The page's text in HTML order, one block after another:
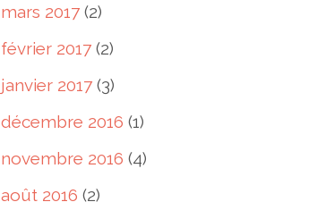
mars 2017(2)
février 2017(2)
janvier 2017(3)
décembre 2016 (1)
novembre 2016 (4)
août 2016 (2)